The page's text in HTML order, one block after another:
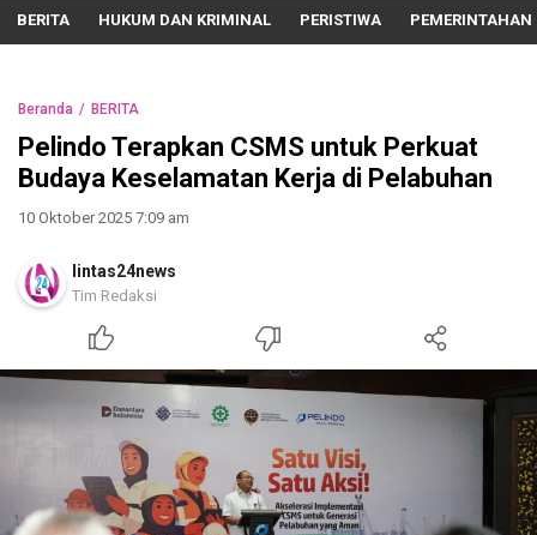
BERITA HUKUM DAN KRIMINAL PERISTIWA PEMERINTAHAN
Beranda BERITA
Pelindo Terapkan CSMS untuk Perkuat
Budaya Keselamatan Kerja di Pelabuhan
10 Oktober 2025 7:09 am
lintas24news
Tim Redaksi